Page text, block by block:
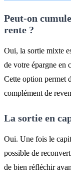
Peut-on
rente ?
Oui, la sortie mixte
de votre épargne en
Cette option permet
complément de
La sortie en
Oui. Une fois le
possible de
de bien réfléchir